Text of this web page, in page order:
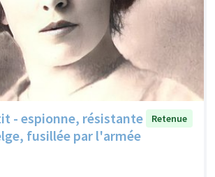
- espionne, résistante
fusillée par l'armée
Retenue